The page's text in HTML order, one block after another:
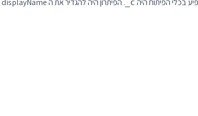
_c
. הפיתרון היה להגדיר את ה displayName